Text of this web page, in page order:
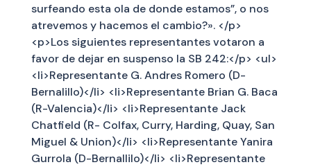
surfeando esta ola de donde estamos”, o nos
atrevemos y hacemos el cambio?». </p>
<p>Los siguientes representantes votaron a
favor de dejar en suspenso la SB 242:</p> <ul>
<li>Representante G. Andres Romero (D-
Bernalillo)</li> <li>Representante Brian G. Baca
(R-Valencia)</li> <li>Representante Jack
Chatfield (R- Colfax, Curry, Harding, Quay, San
Miguel & Union)</li> <li>Representante Yanira
Gurrola (D-Bernallilo)</li> <li>Representante